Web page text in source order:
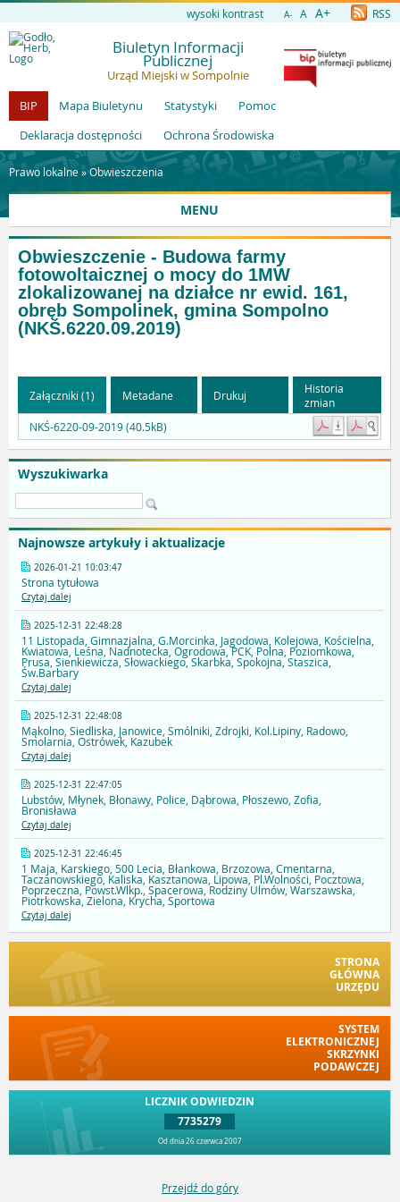
wysoki kontrast A- A A+ RSS
Biuletyn Informacji
Publicznej
Urząd Miejski w Sompolnie
BIP
Mapa Biuletynu Statystyki
Pomoc
Deklaracja dostępności
Ochrona Środowiska
Prawo lokalne »Obwieszczenia
MENU
Wyszukiwarka
Najnowsze artykuły i aktualizacje
2026-01-21 10:03:47
Strona tytułowa
Czytaj dalej
2025-12-31 22:48:28
11 Listopada, Gimnazjalna, G.Morcinka, Jagodowa, Kolejowa, Kościelna,
Kwiatowa, Leśna, Nadnotecka, Ogrodowa, PCK, Polna, Poziomkowa,
Prusa, Sienkiewicza, Słowackiego, Skarbka, Spokojna, Staszica,
Św.Barbary
Czytaj dalej
2025-12-31 22:48:08
Mąkolno, Siedliska, Janowice, Smólniki, Zdrojki, Kol.Lipiny, Radowo,
Smolarnia, Ostrówek, Kazubek
Czytaj dalej
2025-12-31 22:47:05
Lubstów, Młynek, Błonawy, Police, Dąbrowa, Płoszewo, Zofia,
Bronisława
Czytaj dalej
2025-12-31 22:46:45
1 Maja, Karskiego, 500 Lecia, Błankowa, Brzozowa, Cmentarna,
Taczanowskiego, Kaliska, Kasztanowa, Lipowa, Pl.Wolności, Pocztowa,
Poprzeczna, Powst.Wlkp., Spacerowa, Rodziny Ulmów, Warszawska,
Piotrkowska, Zielona, Krycha, Sportowa
Czytaj dalej
STRONA
GŁÓWNA
URZĘDU
SYSTEM
ELEKTRONICZNEJ
SKRZYNKI
PODAWCZEJ
LICZNIK ODWIEDZIN
7735279
Od dnia 26 czerwca 2007
Obwieszczenie - Budowa farmy
fotowoltaicznej o mocy do 1MW
zlokalizowanej na działce nr ewid. 161,
obręb Sompolinek, gmina Sompolno
(NKŚ.6220.09.2019)
Załączniki (1) Metadane Drukuj
Historia
zmian
NKŚ-6220-09-2019 (40.5kB)
Przejdź do góry